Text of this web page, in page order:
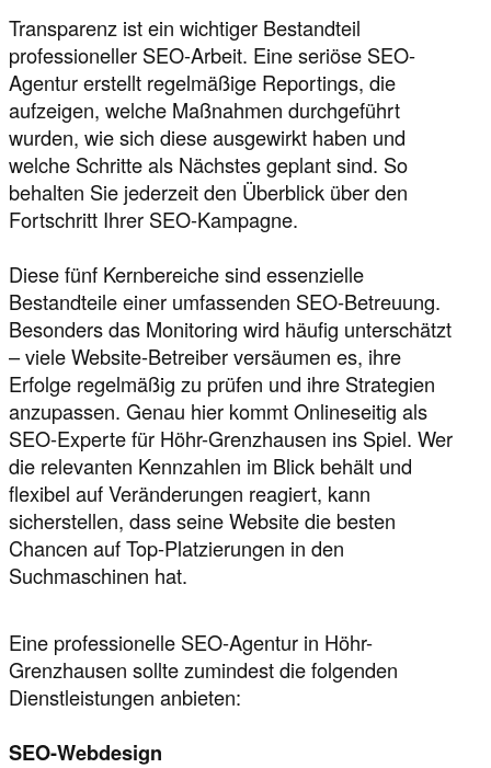
Transparenz ist ein wichtiger Bestandteil
professioneller SEO-Arbeit. Eine seriöse SEO-
Agentur erstellt regelmäßige Reportings, die
aufzeigen, welche Maßnahmen durchgeführt
wurden, wie sich diese ausgewirkt haben und
welche Schritte als Nächstes geplant sind. So
behalten Sie jederzeit den Überblick über den
Fortschritt Ihrer SEO-Kampagne.
Diese fünf Kernbereiche sind essenzielle
Bestandteile einer umfassenden SEO-Betreuung.
Besonders das Monitoring wird häufig unterschätzt
– viele Website-Betreiber versäumen es, ihre
Erfolge regelmäßig zu prüfen und ihre Strategien
anzupassen. Genau hier kommt Onlineseitig als
SEO-Experte für Höhr-Grenzhausen ins Spiel. Wer
die relevanten Kennzahlen im Blick behält und
flexibel auf Veränderungen reagiert, kann
sicherstellen, dass seine Website die besten
Chancen auf Top-Platzierungen in den
Suchmaschinen hat.
Eine professionelle SEO-Agentur in Höhr-
Grenzhausen sollte zumindest die folgenden
Dienstleistungen anbieten:
SEO-Webdesign